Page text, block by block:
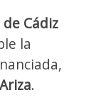
de Cádiz
la
.